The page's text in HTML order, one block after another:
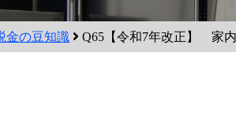
金の豆知識 Q65【令和7年改正】 家